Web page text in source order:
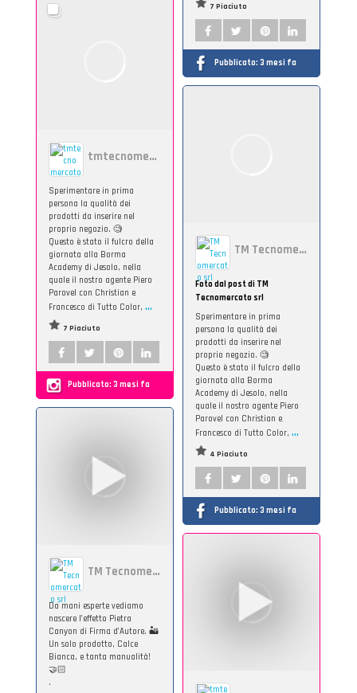
7 Piaciuto
Pubblicato: 3 mesi fa
tmtecnomercato
Sperimentare in prima
persona la qualità dei
prodotti da inserire nel
proprio negozio. 🧐
Questo è stato il fulcro della
giornata alla Borma
Academy di Jesolo, nella
quale il nostro agente Piero
Parovel con Christian e
Francesco di Tutto Color, ...
7 Piaciuto
Pubblicato: 3 mesi fa
TM Tecnomercato srl
Foto dal post di TM
Tecnomercato srl
Sperimentare in prima
persona la qualità dei
prodotti da inserire nel
proprio negozio. 🧐
Questo è stato il fulcro della
giornata alla Borma
Academy di Jesolo, nella
quale il nostro agente Piero
Parovel con Christian e
Francesco di Tutto Color, ...
4 Piaciuto
Pubblicato: 3 mesi fa
TM Tecnomercato srl
Da mani esperte vediamo
nascere l’effetto Pietra
Canyon di Firma d’Autore. 🏜️
Un solo prodotto, Calce
Bianca, e tanta manualità!
🤝🏻
.